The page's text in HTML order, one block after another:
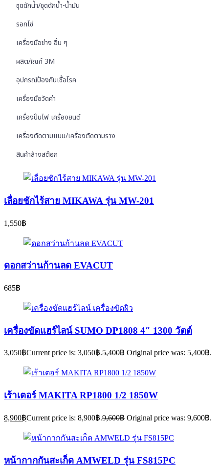
ชุดดักน้ำ/ชุดดักน้ำ-น้ำมัน
รอกโซ่
เครื่องมือช่าง อื่น ๆ
ผลิตภัณฑ์ 3M
อุปกรณ์ป้องกันเชื้อโรค
เครื่องมือวัดค่า
เครื่องปั่นไฟ เครื่องยนต์
เครื่องตัดตามแบบ/เครื่องตัดตามราง
สินค้าล้างสต๊อก
เลื่อยชักไร้สาย MIKAWA รุ่น MW-201
1,550฿
ดอกสว่านก้านลด EVACUT
685฿
เครื่องขัดแฮร์ไลน์ SUMO DP1808 4″ 1300 วัตต์
3,050฿Current price is: 3,050฿.5,400฿ Original price was: 5,400฿.
เร้าเตอร์ MAKITA RP1800 1/2 1850W
8,900฿Current price is: 8,900฿.9,600฿ Original price was: 9,600฿.
หน้ากากกันสะเก็ด AMWELD รุ่น FS815PC